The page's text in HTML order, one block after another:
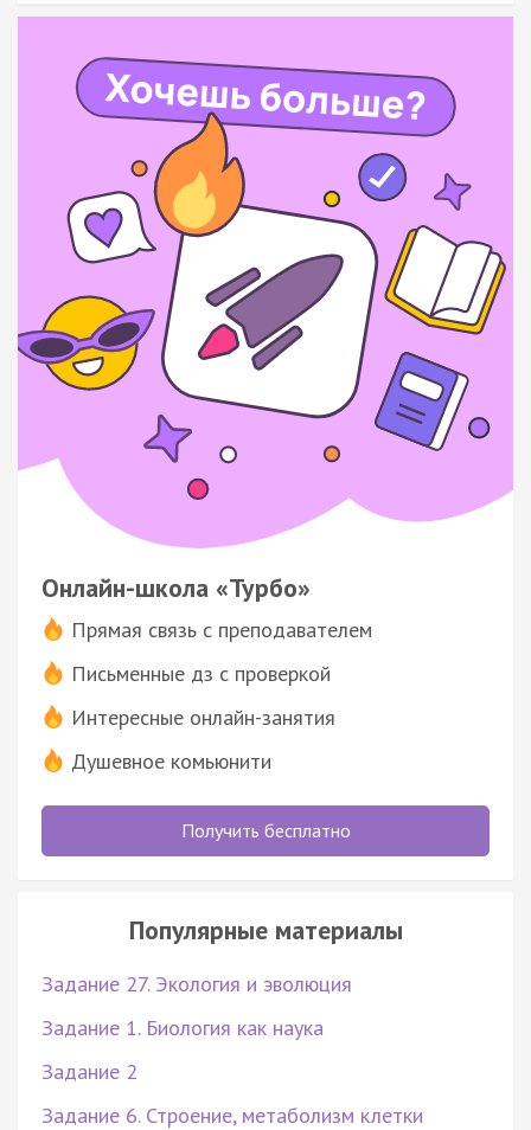
Онлайн-школа «Турбо»
Прямая связь с преподавателем
Письменные дз с проверкой
Интересные онлайн-занятия
Душевное комьюнити
Получить бесплатно
Популярные материалы
Задание 27. Экология и эволюция
Задание 1. Биология как наука
Задание 2
Задание 6. Строение, метаболизм клетки